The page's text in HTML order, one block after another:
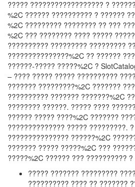
????? ?????????????????? ?
%2C ?????? ?????????? ? ??????
%2C ????????? ???????? ?? ???
%2C ??? ???????? ???? ?????
?????????? ????????? ?????????
???????????????%2C ?? ??????
??????-????? ?????%2C ?
– ???? ????? ????? ??????????
??????? ?????????%2C ???????
?????????? ??????? ???????%2C
???????? ??????. ????? ????
?????? ????? ????%2C ???????
?????????????? ????? ?????????.
??????????????? ??????%2C
??????? ????? ?????%2C ???
?????%2C ?????? ??? ??????????
????? ??????? ?????????
?????????? ???? ?? ???????